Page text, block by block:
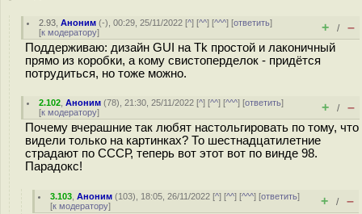
2.93 ,Аноним (-), 00:29, 25/11/2022 [^] [^^] [^^^] [ответить]
[к модератору] + / –
Поддерживаю: дизайн GUI на Tk простой и лаконичный
прямо из коробки, а кому свистоперделок - придётся
потрудиться, но тоже можно.
2.102 ,Аноним (78), 21:30, 25/11/2022 [^] [^^] [^^^] [ответить]
[к модератору] + / –
Почему вчерашние так любят настольгировать по тому, что
видели только на картинках? То шестнадцатилетние
страдают по СССР, теперь вот этот вот по винде 98.
Парадокс!
3.103 ,Аноним (103), 18:05, 26/11/2022 [^] [^^] [^^^] [ответить]
[к модератору] + / –